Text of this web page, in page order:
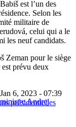
est l’un des
Selon les
militaire de
celui qui a le
les neuf candidats.
Zeman pour le siège
prévu deux
Andrej
6, 2023 - 07:39
présidentielles